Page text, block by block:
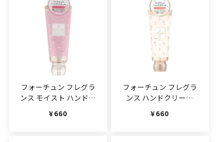
フォーチュン フレグラ
ンス モイスト ハンドク
60g(JAN:4971710397260)
通常価格
¥660
フォーチュン フレグラ
ンス ハンドクリーム
通常価格
¥660